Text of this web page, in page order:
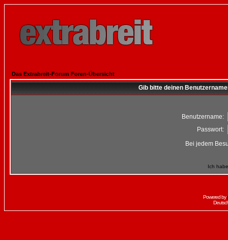
Das Extrabreit-Forum Foren-Übersicht
Gib bitte deinen
Benutzername:
Passwort:
Bei jedem
Ich
Powered by